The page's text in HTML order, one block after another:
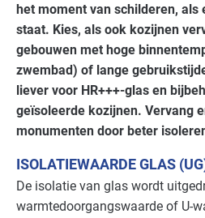
Brandweer Basis
Cultuur - musea Basis
Cultuur - overig Basis
Basis
Datacenters Basis
Detailhandel - overig Basis
het moment van schilderen, als
staat. Kies, als ook kozijnen
gebouwen met hoge
zwembad) of lange
liever voor HR+++-glas en
geïsoleerde kozijnen. Vervang
monumenten door beter
ISOLATIEWAARDE GLAS
De isolatie van glas wordt
warmtedoorgangswaarde of U-